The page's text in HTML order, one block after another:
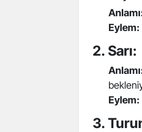
Eylem:
2. Sarı:
Eylem:
3.